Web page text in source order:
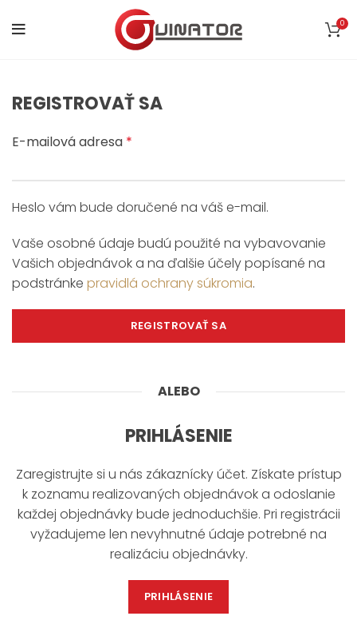
0
REGISTROVAŤ SA
E-mailová adresa *
Heslo vám bude doručené na váš e-mail.
Vaše osobné údaje budú použité na vybavovanie
Vašich objednávok a na ďalšie účely popísané na
podstránke pravidlá ochrany súkromia.
REGISTROVAŤ SA
ALEBO
PRIHLÁSENIE
Zaregistrujte si u nás zákaznícky účet. Získate prístup
k zoznamu realizovaných objednávok a odoslanie
každej objednávky bude jednoduchšie. Pri registrácii
vyžadujeme len nevyhnutné údaje potrebné na
realizáciu objednávky.
PRIHLÁSENIE